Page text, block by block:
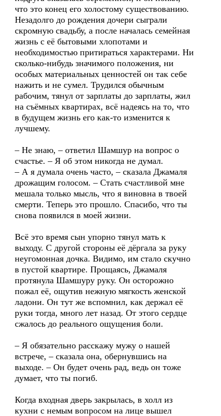
что это конец его холостому существованию.
Незадолго до рождения дочери сыграли
скромную свадьбу, а после началась семейная
жизнь с её бытовыми хлопотами и
необходимостью притираться характерами. Ни
сколько-нибудь значимого положения, ни
особых материальных ценностей он так себе
нажить и не сумел. Трудился обычным
рабочим, тянул от зарплаты до зарплаты, жил
на съёмных квартирах, всё надеясь на то, что
в будущем жизнь его как-то изменится к
лучшему.
– Не знаю, – ответил Шамшур на вопрос о
счастье. – Я об этом никогда не думал.
– А я думала очень часто, – сказала Джамаля
дрожащим голосом. – Стать счастливой мне
мешала только мысль, что я виновна в твоей
смерти. Теперь это прошло. Спасибо, что ты
снова появился в моей жизни.
Всё это время сын упорно тянул мать к
выходу. С другой стороны её дёргала за руку
неугомонная дочка. Видимо, им стало скучно
в пустой квартире. Прощаясь, Джамаля
протянула Шамшуру руку. Он осторожно
пожал её, ощутив нежную мягкость женской
ладони. Он тут же вспомнил, как держал её
руки тогда, много лет назад. От этого сердце
сжалось до реального ощущения боли.
– Я обязательно расскажу мужу о нашей
встрече, – сказала она, обернувшись на
выходе. – Он будет очень рад, ведь он тоже
думает, что ты погиб.
Когда входная дверь закрылась, в холл из
кухни с немым вопросом на лице вышел